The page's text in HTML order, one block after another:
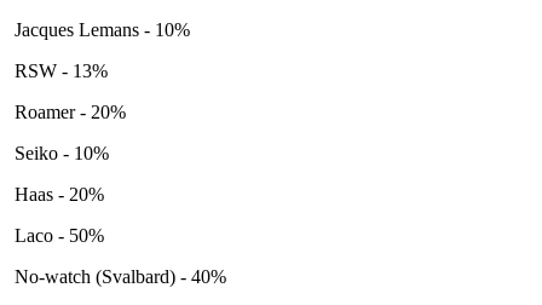
Jacques Lemans - 10%
RSW - 13%
Roamer - 20%
Seiko - 10%
Haas - 20%
Laco - 50%
No-watch (Svalbard) - 40%